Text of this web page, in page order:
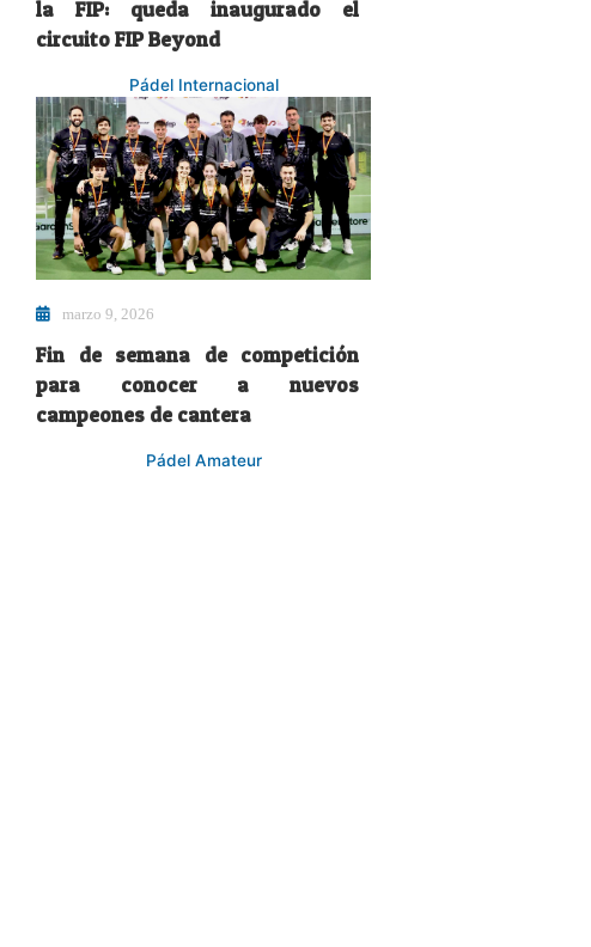
la FIP: queda inaugurado el
circuito FIP Beyond
Pádel Internacional
marzo 9, 2026
Fin de semana de competición
para conocer a nuevos
campeones de cantera
Pádel Amateur